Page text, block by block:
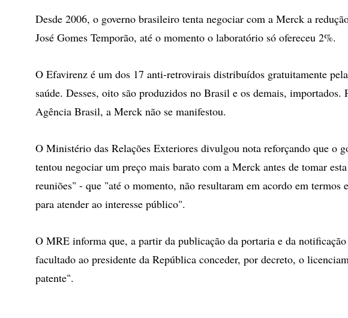
Desde 2006, o governo brasileiro tenta negociar com a Merck a
José Gomes Temporão, até o momento o laboratório só ofereceu 2%.
O Efavirenz é um dos 17 anti-retrovirais distribuídos gratuitamente
saúde. Desses, oito são produzidos no Brasil e os demais, importados.
Agência Brasil, a Merck não se manifestou.
O Ministério das Relações Exteriores divulgou nota reforçando que o
tentou negociar um preço mais barato com a Merck antes de tomar
reuniões" - que "até o momento, não resultaram em acordo em termos
para atender ao interesse público".
O MRE informa que, a partir da publicação da portaria e da notificação
facultado ao presidente da República conceder, por decreto, o
patente".